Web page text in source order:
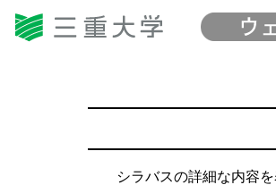
シラバスの詳細な内容を